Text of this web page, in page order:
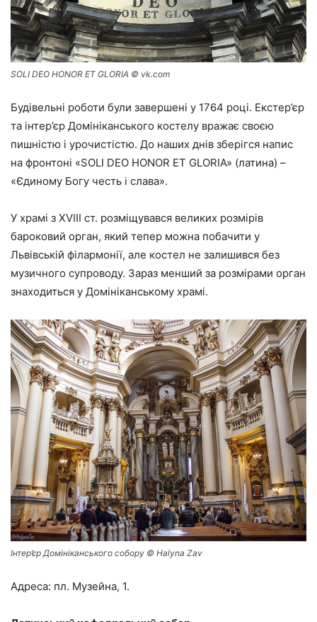
SOLI DEO HONOR ET GLORIA © vk.com
Будівельні роботи були завершені у 1764 році. Екстер’єр
та інтер’єр Домініканського костелу вражає своєю
пишністю і урочистістю. До наших днів зберігся напис
на фронтоні «SOLI DEO HONOR ET GLORIA» (латина) –
«Єдиному Богу честь і слава».
У храмі з XVIII ст. розміщувався великих розмірів
бароковий орган, який тепер можна побачити у
Львівській філармонії, але костел не залишився без
музичного супроводу. Зараз менший за розмірами орган
знаходиться у Домініканському храмі.
Інтер’єр Домініканського собору © Halyna Zav
Адреса: пл. Музейна, 1.